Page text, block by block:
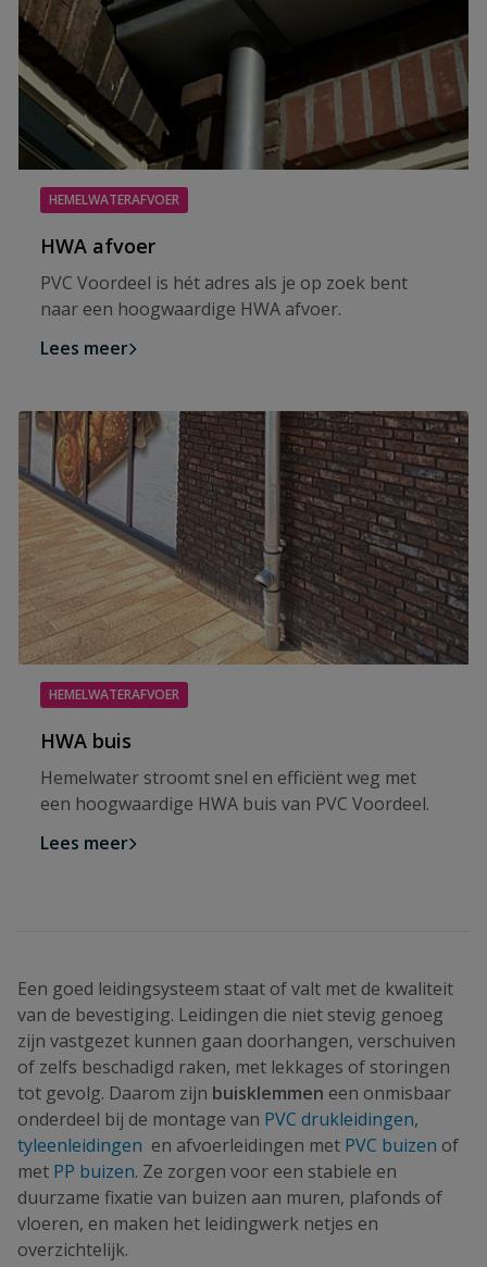
HEMELWATERAFVOER
HWA afvoer
PVC Voordeel is hét adres als je op zoek bent
naar een hoogwaardige HWA afvoer.
Lees meer
HEMELWATERAFVOER
HWA buis
Hemelwater stroomt snel en efficiënt weg met
een hoogwaardige HWA buis van PVC Voordeel.
Lees meer
Een goed leidingsysteem staat of valt met de kwaliteit
van de bevestiging. Leidingen die niet stevig genoeg
zijn vastgezet kunnen gaan doorhangen, verschuiven
of zelfs beschadigd raken, met lekkages of storingen
tot gevolg. Daarom zijn buisklemmen een onmisbaar
onderdeel bij de montage van PVC drukleidingen,
tyleenleidingen en afvoerleidingen met PVC buizen of
met PP buizen. Ze zorgen voor een stabiele en
duurzame fixatie van buizen aan muren, plafonds of
vloeren, en maken het leidingwerk netjes en
overzichtelijk.